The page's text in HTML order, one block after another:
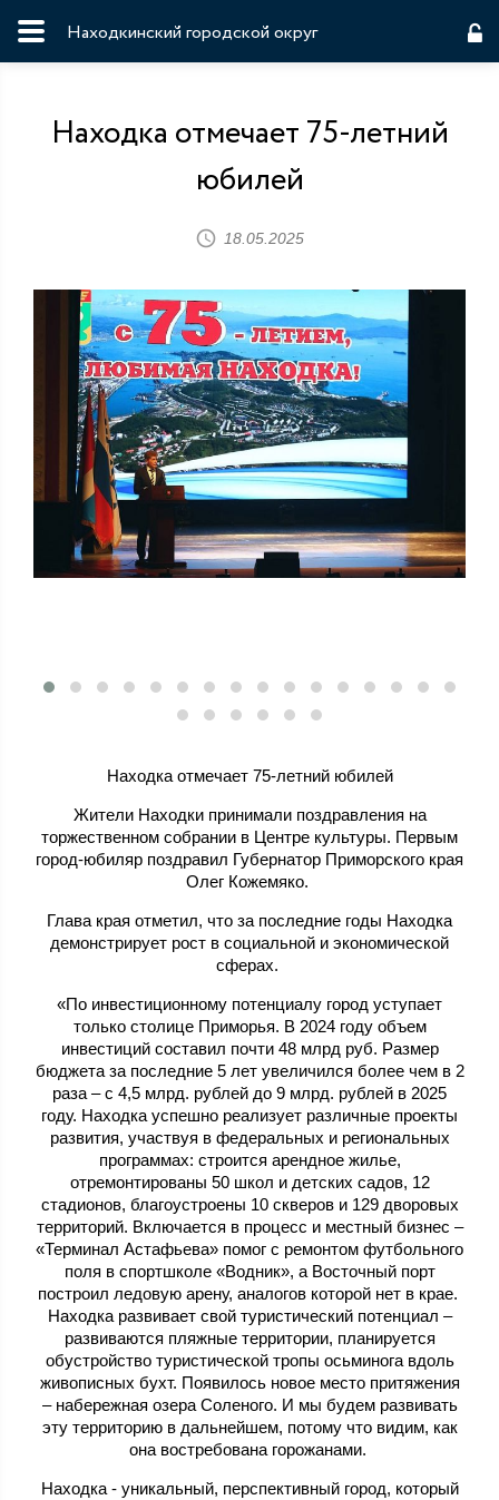
Находкинский городской округ
Находка отмечает 75-летний
юбилей
18.05.2025
Находка отмечает 75-летний юбилей
Жители Находки принимали поздравления на
торжественном собрании в Центре культуры. Первым
город-юбиляр поздравил Губернатор Приморского края
Олег Кожемяко.
Глава края отметил, что за последние годы Находка
демонстрирует рост в социальной и экономической
сферах.
«По инвестиционному потенциалу город уступает
только столице Приморья. В 2024 году объем
инвестиций составил почти 48 млрд руб. Размер
бюджета за последние 5 лет увеличился более чем в 2
раза – с 4,5 млрд. рублей до 9 млрд. рублей в 2025
году. Находка успешно реализует различные проекты
развития, участвуя в федеральных и региональных
программах: строится арендное жилье,
отремонтированы 50 школ и детских садов, 12
стадионов, благоустроены 10 скверов и 129 дворовых
территорий. Включается в процесс и местный бизнес –
«Терминал Астафьева» помог с ремонтом футбольного
поля в спортшколе «Водник», а Восточный порт
построил ледовую арену, аналогов которой нет в крае.
Находка развивает свой туристический потенциал –
развиваются пляжные территории, планируется
обустройство туристической тропы осьминога вдоль
живописных бухт. Появилось новое место притяжения
– набережная озера Соленого. И мы будем развивать
эту территорию в дальнейшем, потому что видим, как
она востребована горожанами.
Находка - уникальный, перспективный город, который